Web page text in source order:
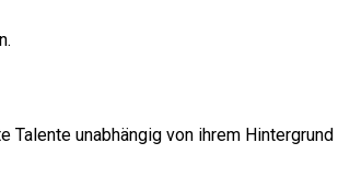
unabhängig von ihrem Hintergrund